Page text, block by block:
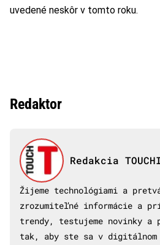
uvedené neskôr v tomto roku.
Redaktor
Redakcia
Žijeme technológiami a
zrozumiteľné informácie a
trendy, testujeme novinky a
tak, aby ste sa v